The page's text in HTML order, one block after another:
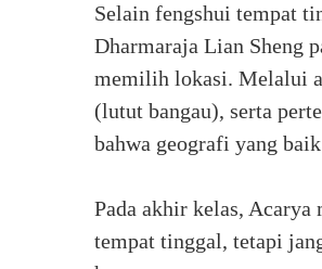
Selain fengshui tempat
Dharmaraja Lian Sheng
memilih lokasi. Melalui
(lutut bangau), serta
bahwa geografi yang
Pada akhir kelas, Acarya
tempat tinggal, tetapi